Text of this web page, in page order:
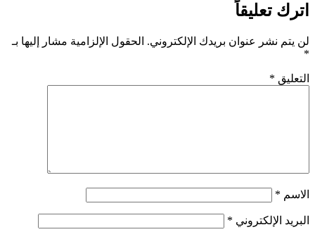
اترك تعليقاً
لن يتم نشر عنوان بريدك الإلكتروني. الحقول الإلزامية مشار إليها بـ
*
التعليق *
الاسم *
البريد الإلكتروني *